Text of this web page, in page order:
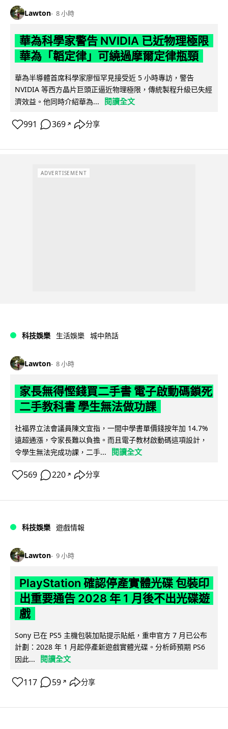
Lawton 8 小時
華為科學家警告 NVIDIA 已近物理極限
華為「韜定律」可繞過摩爾定律瓶頸
華為半導體首席科學家廖恒罕見接受近 5 小時專訪，警告
NVIDIA 等西方晶片巨頭正逼近物理極限，傳統製程升級已失經
濟效益。他同時介紹華為...
閱讀全文
991 369 ↗ 分享
ADVERTISEMENT
科技娛樂 生活娛樂 城中熱話
Lawton 8 小時
家長無得慳錢買二手書 電子啟動碼鎖死
二手教科書 學生無法做功課
社福界立法會議員陳文宜指，一間中學書單價錢按年加 14.7%
遠超通漲，令家長難以負擔。而且電子教材啟動碼這項設計，
令學生無法完成功課，二手...
閱讀全文
569 220 ↗ 分享
科技娛樂 遊戲情報
Lawton 9 小時
PlayStation 確認停產實體光碟 包裝印
出重要通告 2028 年 1 月後不出光碟遊
戲
Sony 已在 PS5 主機包裝加貼提示貼紙，重申官方 7 月已公布
計劃：2028 年 1 月起停產新遊戲實體光碟。分析師預期 PS6
因此...
閱讀全文
117 59 ↗ 分享